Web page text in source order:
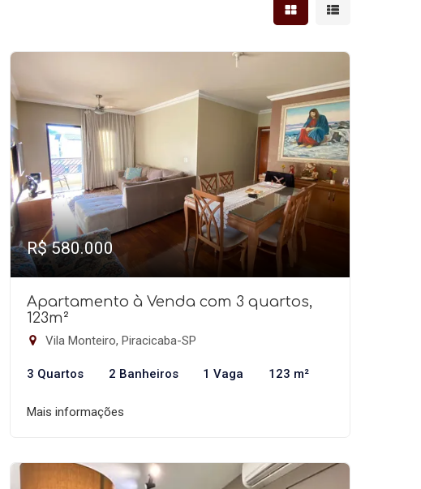
Mostrar resultados em
Mostrar
R$ 580.000
Apartamento à Venda com 3 quartos,
123m²
Vila Monteiro, Piracicaba-SP
3 Quartos 2 Banheiros 1 Vaga 123 m²
Mais informações